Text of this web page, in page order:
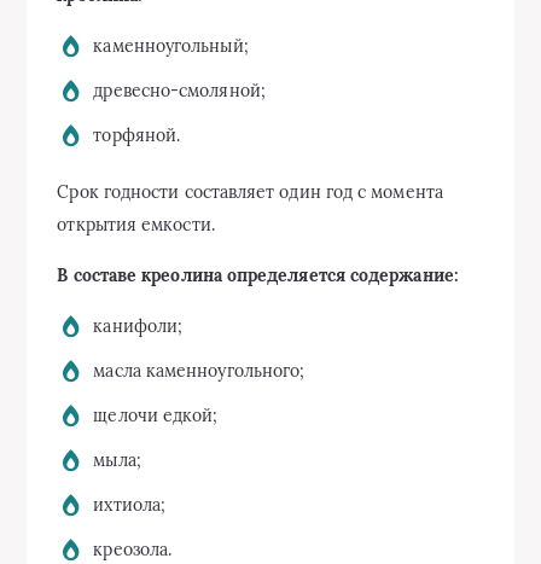
каменноугольный;
древесно-смоляной;
торфяной.
Срок годности составляет один год с момента
открытия емкости.
В составе креолина определяется содержание:
канифоли;
масла каменноугольного;
щелочи едкой;
мыла;
ихтиола;
креозола.